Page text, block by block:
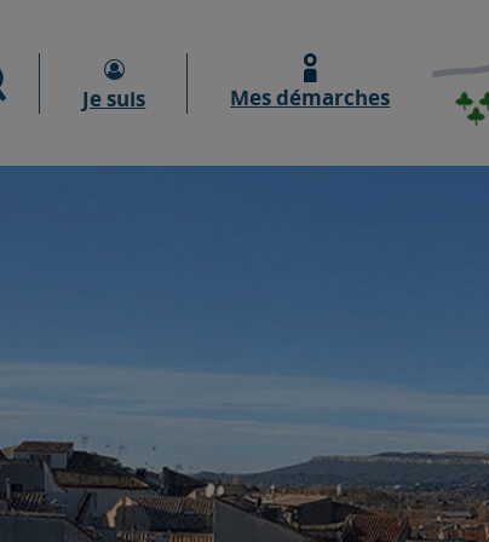
Moteur de recherche
Je suis Mes démarches